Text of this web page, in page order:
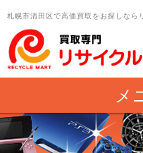
札幌市清田区で高価買取をお探しなら